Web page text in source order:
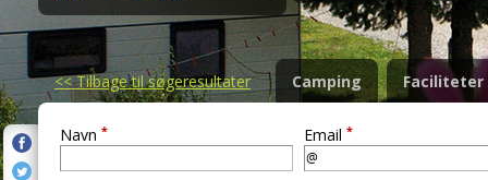
<<Tilbage til søgeresultater Camping Faciliteter
Navn * Email *